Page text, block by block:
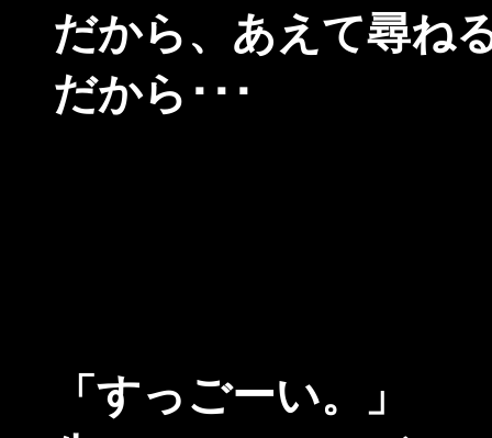
だから、あえて尋ね
だから･･･
「すっごーい。」